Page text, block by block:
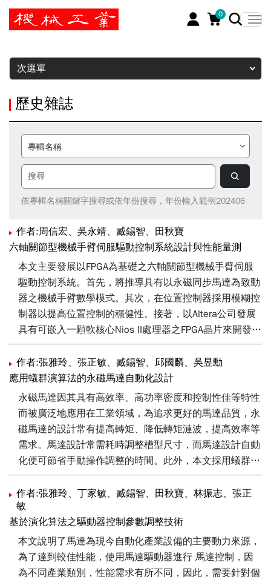
0
暫停
次選單
歷史雜誌
依專輯名稱關鍵字搜尋或依年份搜尋，年份輸入範例202406
作者:周信宏、吳永靖、臧錫智、田秋寶
六軸關節型機械手臂伺服驅動控制系統設計與性能量測
本文主要發展以FPGA為基礎之六軸關節型機械手臂伺服
驅動控制系統。首先，將推導具有以永磁同步馬達為致動
器之機械手臂數學模式。其次，在位置控制器採用模糊控
制器以提高位置控制的穩健性。接著，以Altera公司發展
具有可嵌入一顆軟核心Nios II處理器之FPGA晶片來開發六
軸關節型機械手臂伺服驅動控制晶片。此晶片內含有兩個
模組。第一個模組為Nios II處理器，以軟體方式來發展點
對點運動軌跡規劃，而第二個模組，以數位硬體方式來實
現六軸位置/速度/電流控制器。FPGA晶片由於具有快速
的硬體運算能力、平行處理能力及軟硬體共同設計能力，
因此極適合用來發展此六軸關節型機械手臂伺服驅動控制
系統。最後，位置步級響應測試與點對點位置重現性測
試，將用來評估所提控制系統的性能。
作者:張雅玲、張正敏、臧錫智、邱國麟、吳昱勳
應用蟻群演算法的永磁馬達自動化設計
永磁馬達因其具有高效率、高功率密度和控制性佳等特性
而被廣泛地應用在工業領域，為追求更好的馬達品質，永
磁馬達的設計常有提高轉矩、降低轉矩漣波，提高效率等
需求。馬達設計常需耗時調整槽型尺寸，而馬達設計自動
化便可節省手動操作調整的時間。此外，本文採用蟻群演
算法來對進行最佳化設計，透過程式自動化調整尺寸，並
且連結有限元素軟體來進行模擬分析，如此可縮短馬達設
計者需自行調整尺寸所花的時間，降低開發成本。
作者:張雅玲、丁家敏、臧錫智、田秋寶、林振志、張正
敏
基於演化算法之驅動器控制參數調整技術
本文說明了馬達為現今自動化產業設備的主要動力來源，
為了達到較佳性能，使用馬達驅動器進行 馬達控制，因
為不同產業類別，性能需求有所不同，因此，需要針對個